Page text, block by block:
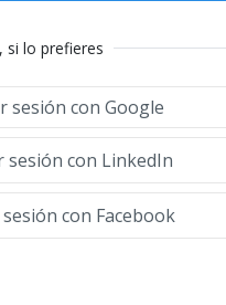
si lo prefieres
sesión con Google
sesión con LinkedIn
con Facebook